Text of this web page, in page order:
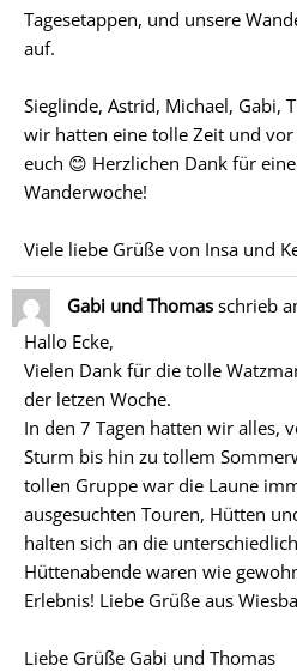
Tagesetappen, und unsere
auf.
Sieglinde, Astrid, Michael, Gabi,
wir hatten eine tolle Zeit und
euch 😊 Herzlichen Dank für
Wanderwoche!
Viele liebe Grüße von Insa und
Gabi und Thomas schrieb
Hallo Ecke,
Vielen Dank für die tolle
der letzen Woche.
In den 7 Tagen hatten wir alles,
Sturm bis hin zu tollem
tollen Gruppe war die Laune
ausgesuchten Touren, Hütten
halten sich an die
Hüttenabende waren wie
Erlebnis! Liebe Grüße aus
Liebe Grüße Gabi und Thomas